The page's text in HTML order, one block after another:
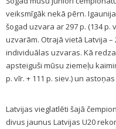
veiksmīgāk nekā pērn.
šogad uzvara ar 297 p. (134 p.
uzvarām. Otrajā vietā Latvija –
individuālas uzvaras. Kā
apsteiguši mūsu ziemeļu
p. vīr. + 111 p. siev.) un
Latvijas vieglatlēti šajā
divus jaunus Latvijas U20